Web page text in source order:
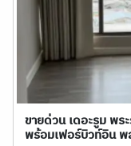
ขายด่วน เดอะรูม พร
พร้อมเฟอร์บิวท์อิน พ